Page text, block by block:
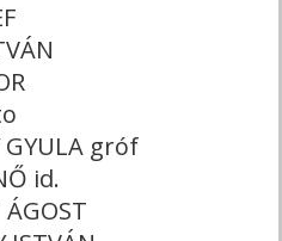
GYULA gróf
id.
ÁGOST